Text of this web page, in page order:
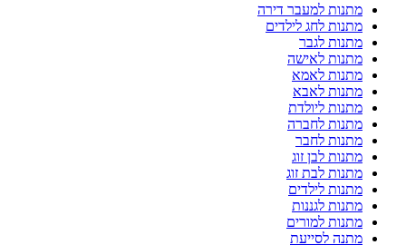
מתנות למעבר דירה
מתנות לחג לילדים
מתנות לגבר
מתנות לאישה
מתנות לאמא
מתנות לאבא
מתנות ליולדת
מתנות לחברה
מתנות לחבר
מתנות לבן זוג
מתנות לבת זוג
מתנות לילדים
מתנות לגננות
מתנות למורים
מתנה לסייעת